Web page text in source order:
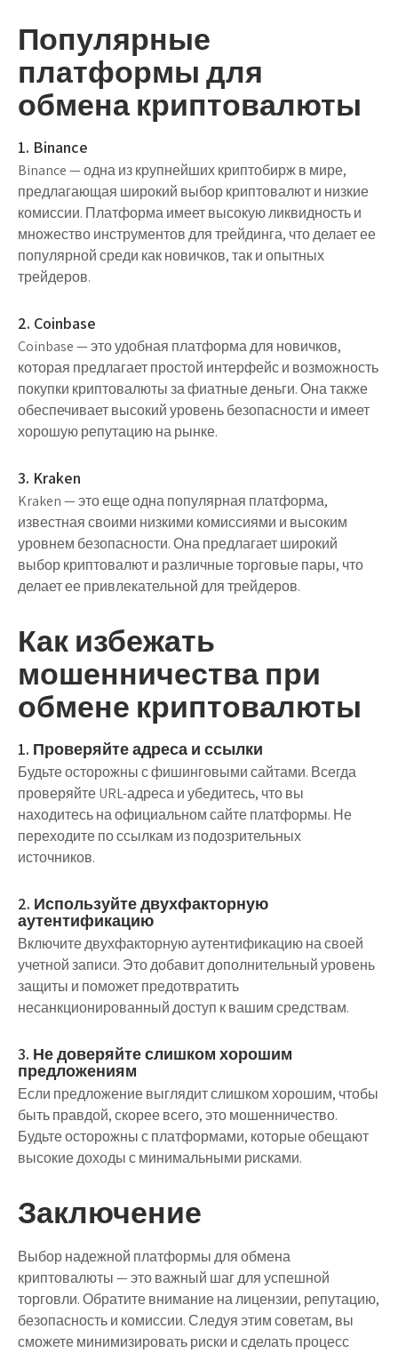
Популярные
платформы для
обмена криптовалюты
1. Binance
Binance — одна из крупнейших криптобирж в мире,
предлагающая широкий выбор криптовалют и низкие
комиссии. Платформа имеет высокую ликвидность и
множество инструментов для трейдинга, что делает ее
популярной среди как новичков, так и опытных
трейдеров.
2. Coinbase
Coinbase — это удобная платформа для новичков,
которая предлагает простой интерфейс и возможность
покупки криптовалюты за фиатные деньги. Она также
обеспечивает высокий уровень безопасности и имеет
хорошую репутацию на рынке.
3. Kraken
Kraken — это еще одна популярная платформа,
известная своими низкими комиссиями и высоким
уровнем безопасности. Она предлагает широкий
выбор криптовалют и различные торговые пары, что
делает ее привлекательной для трейдеров.
Как избежать
мошенничества при
обмене криптовалюты
1. Проверяйте адреса и ссылки
Будьте осторожны с фишинговыми сайтами. Всегда
проверяйте URL-адреса и убедитесь, что вы
находитесь на официальном сайте платформы. Не
переходите по ссылкам из подозрительных
источников.
2. Используйте двухфакторную
аутентификацию
Включите двухфакторную аутентификацию на своей
учетной записи. Это добавит дополнительный уровень
защиты и поможет предотвратить
несанкционированный доступ к вашим средствам.
3. Не доверяйте слишком хорошим
предложениям
Если предложение выглядит слишком хорошим, чтобы
быть правдой, скорее всего, это мошенничество.
Будьте осторожны с платформами, которые обещают
высокие доходы с минимальными рисками.
Заключение
Выбор надежной платформы для обмена
криптовалюты — это важный шаг для успешной
торговли. Обратите внимание на лицензии, репутацию,
безопасность и комиссии. Следуя этим советам, вы
сможете минимизировать риски и сделать процесс